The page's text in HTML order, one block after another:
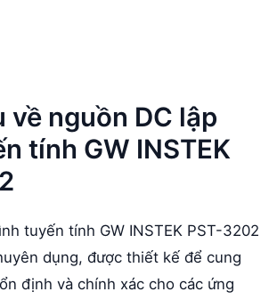
về nguồn DC lập
tính GW INSTEK
tuyến tính GW INSTEK PST-3202
dụng, được thiết kế để cung
định và chính xác cho các ứng